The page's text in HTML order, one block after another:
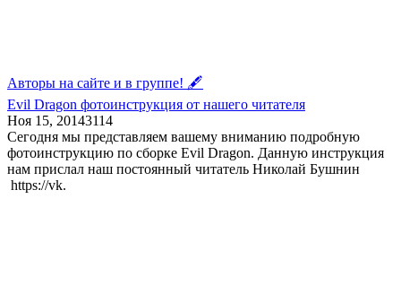
Авторы на сайте и в группе! 🖋
Evil Dragon фотоинструкция от нашего читателя
Ноя 15, 20143114
Сегодня мы представляем вашему вниманию подробную
фотоинструкцию по сборке Evil Dragon. Данную инструкция
нам прислал наш постоянный читатель Николай Бушнин
https://vk.